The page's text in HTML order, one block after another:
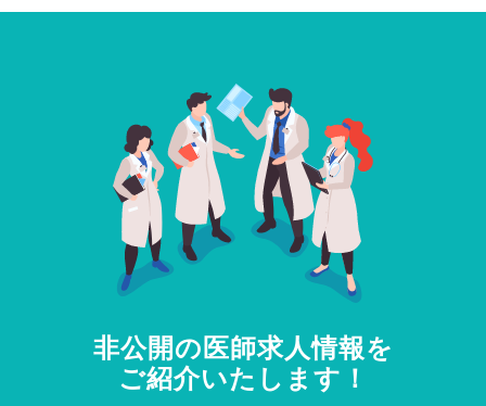
非公開の医師求人情報を
ご紹介いたします！